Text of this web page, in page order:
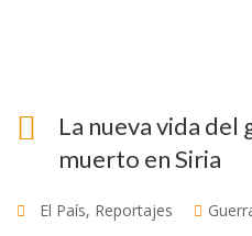
La nueva vida
muerto en Siria
El País, Reportajes